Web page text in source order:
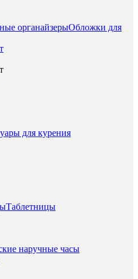
органайзерыОбложки для
для курения
Таблетницы
наручные часы